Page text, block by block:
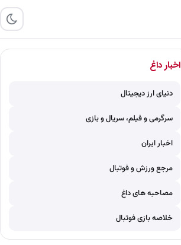
اخبار داغ
دنیای ارز دیجیتال
سرگرمی و فیلم، سریال و بازی
اخبار ایران
مرجع ورزش و فوتبال
مصاحبه های داغ
خلاصه بازی فوتبال